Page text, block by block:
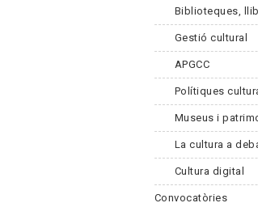
Biblioteques,
Gestió cultural
APGCC
Polítiques
Museus i
La cultura a
Cultura digital
Convocatòries